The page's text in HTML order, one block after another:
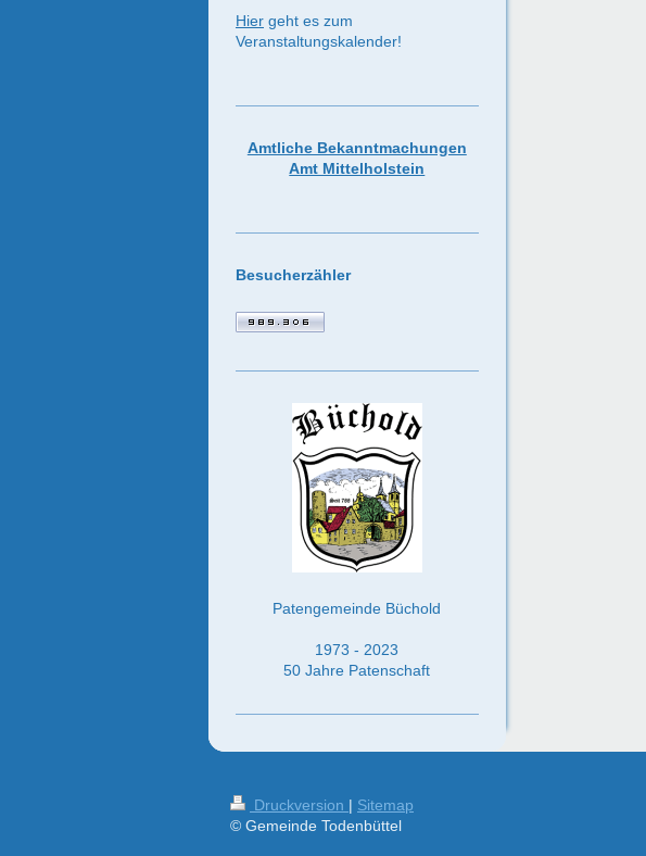
Hier geht es zum
Veranstaltungskalender!
Amtliche Bekanntmachungen
Amt Mittelholstein
Besucherzähler
Patengemeinde Büchold
1973 - 2023
50 Jahre Patenschaft
Druckversion | Sitemap
© Gemeinde Todenbüttel